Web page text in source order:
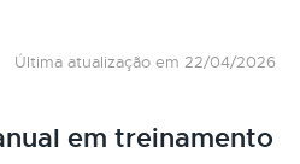
Última atualização em 22/04/2026
em treinamento